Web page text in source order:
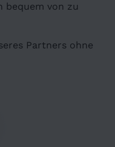
bequem von zu
Partners ohne